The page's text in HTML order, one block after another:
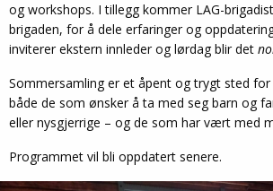
og workshops. I tillegg kommer LAG-
brigaden, for å dele erfaringer og
inviterer ekstern innleder og lørdag blir det
Sommersamling er et åpent og trygt sted
både de som ønsker å ta med seg barn og
eller nysgjerrige – og de som har vært med
Programmet vil bli oppdatert senere.